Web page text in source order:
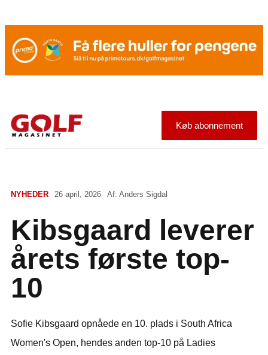
Køb abonnement
NYHEDER 26 april, 2026 Af: Anders Sigdal
Kibsgaard leverer
årets første top-
10
Sofie Kibsgaard opnåede en 10. plads i South Africa
Women's Open, hendes anden top-10 på Ladies